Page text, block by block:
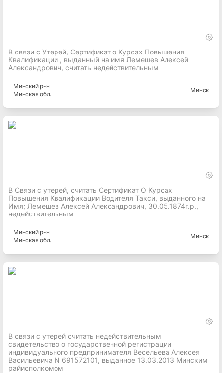
В связи с Утерей, Сертификат о Курсах Повышения
Квалификации , выданный на имя Лемешев Алексей
Александрович, считать недействительным
Минскийр-н
Минская обл.
Минск
В Связи с утерей, считать Сертификат О Курсах
Повышения Квалификации Водителя Такси, выданного на
Имя; Лемешев Алексей Александрович, 30.05.1874г.р.,
недействительным
Минскийр-н
Минская обл.
Минск
В связи с утерей считать недействительным
свидетельство о государственной регистрации
индивидуального предпринимателя Весельева Алексея
Васильевича N 691572101, выданное 13.03.2013 Минским
райисполкомом